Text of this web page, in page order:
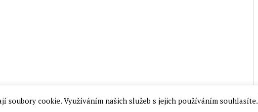
soubory cookie. Využíváním našich služeb s jejich používáním souhlasíte.